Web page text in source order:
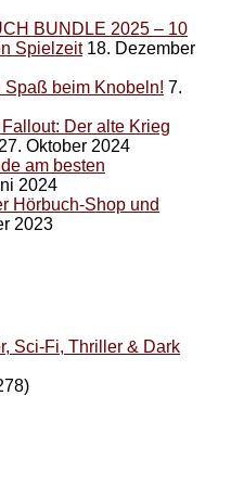
BUNDLE 2025 – 10
Spielzeit 18. Dezember
Spaß beim Knobeln! 7.
Der alte Krieg
27. Oktober 2024
am besten
2024
Hörbuch-Shop und
2023
Sci-Fi, Thriller & Dark